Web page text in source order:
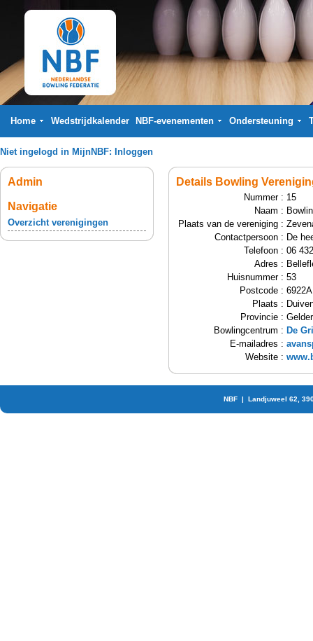
Home Wedstrijdkalender NBF-evenementen Ondersteuning
Niet ingelogd in MijnNBF: Inloggen
Admin
Navigatie
Overzicht verenigingen
Details Bowling
Nummer : 15
Naam :
Plaats van de vereniging :
Contactpersoon : De
Telefoon : 06
Adres :
Huisnummer : 53
Postcode :
Plaats :
Provincie :
Bowlingcentrum : De
E-mailadres :
Website :
NBF | Landjuweel 62,